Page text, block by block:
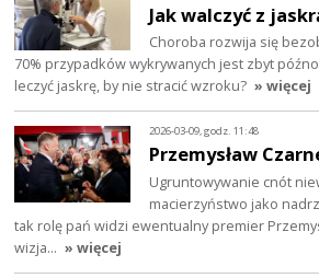
Jak walczyć z
Choroba rozwija się
70% przypadków wykrywanych jest zbyt
leczyć jaskrę, by nie stracić wzroku? » więcej
2026-03-09, godz. 11:48
Przemysław
Ugruntowywanie cnót
macierzyństwo jako
tak rolę pań widzi ewentualny premier
wizja… » więcej